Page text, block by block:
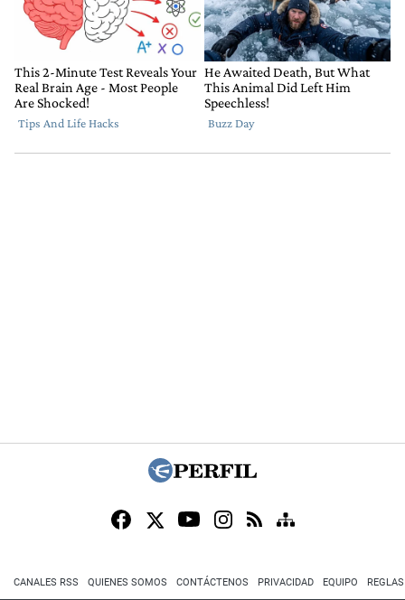
CANALES RSS QUIENES SOMOS CONTÁCTENOS PRIVACIDAD EQUIPO